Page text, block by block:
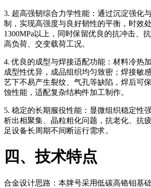
3. 超高强韧综合力学性能：通过沉淀强化
制，实现高强度与良好韧性的平衡，时效
1300MPa以上，同时保留优良的抗冲击、
高负荷、交变载荷工况。
4. 优良的成型与焊接适配功能：材料冷热
成型性优异，成品组织均匀致密；焊接敏
艺下不易产生裂纹、气孔等缺陷，焊后可
蚀性能，适配复杂结构件加工制作。
5. 稳定的长期服役性能：显微组织稳定性
析出相聚集、晶粒粗化问题，抗老化、抗
足设备长周期不间断运行需求。
四、技术特点
合金设计思路：本牌号采用低碳高铬钼基